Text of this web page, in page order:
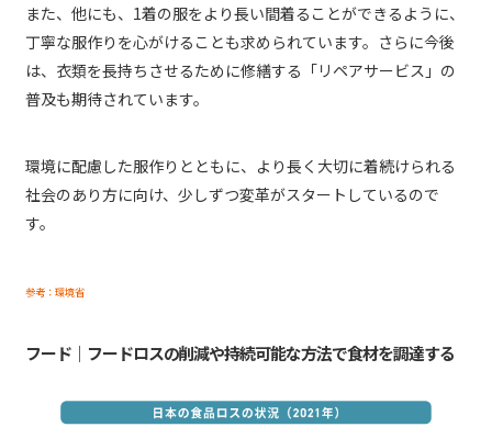
また、他にも、1着の服をより長い間着ることができるように、
丁寧な服作りを心がけることも求められています。さらに今後
は、衣類を長持ちさせるために修繕する「リペアサービス」の
普及も期待されています。
環境に配慮した服作りとともに、より長く大切に着続けられる
社会のあり方に向け、少しずつ変革がスタートしているので
す。
参考：環境省
フード｜フードロスの削減や持続可能な方法で食材を調達する